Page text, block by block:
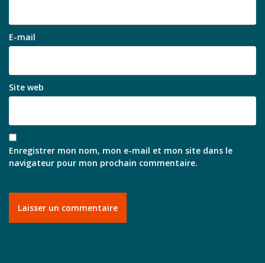
E-mail
Site web
Enregistrer mon nom, mon e-mail et mon site dans le
navigateur pour mon prochain commentaire.